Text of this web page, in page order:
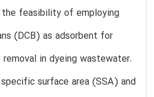
feasibility of employing
(DCB) as adsorbent for
in dyeing wastewater.
surface area (SSA) and